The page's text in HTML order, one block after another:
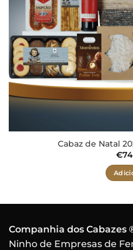
Cabaz de Natal
€
Companhia dos Cabazes
Ninho de Empresas de